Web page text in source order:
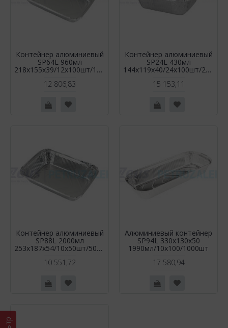
Контейнер алюминиевый
SP64L 960мл
218х155х39/12х100шт/1200шт
12 806,83
Контейнер алюминиевый
SP24L 430мл
144х119х40/24х100шт/2400шт
15 153,11
Контейнер алюминиевый
SP88L 2000мл
253х187х54/10х50шт/500шт
10 551,72
Алюминиевый контейнер
SP94L 330х130х50
1990мл/10х100/1000шт
17 580,94